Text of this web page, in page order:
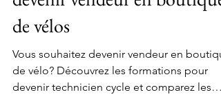
devenir vendeur en boutique
de vélos
Vous souhaitez devenir vendeur en